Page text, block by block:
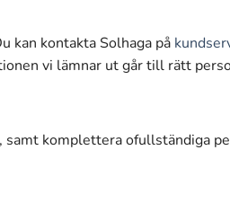
kan kontakta Solhaga på
vi lämnar ut går till rätt
komplettera ofullständiga